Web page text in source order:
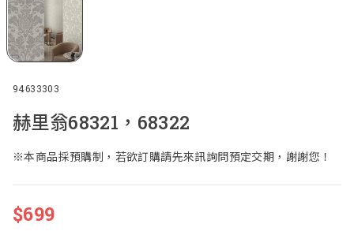
94633303
赫里翁68321，68322
※本商品採預購制，若欲訂購請先來訊詢問預定交期，謝謝您！
$699